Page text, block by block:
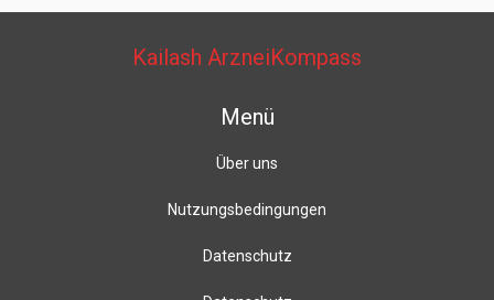
Kailash ArzneiKompass
Menü
Über uns
Nutzungsbedingungen
Datenschutz